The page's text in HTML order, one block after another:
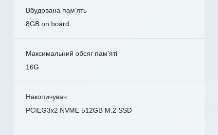
Вбудована пам’ять
8GB on board
Максимальний обсяг пам’яті
16G
Накопичувач
PCIEG3x2 NVME 512GB M.2 SSD